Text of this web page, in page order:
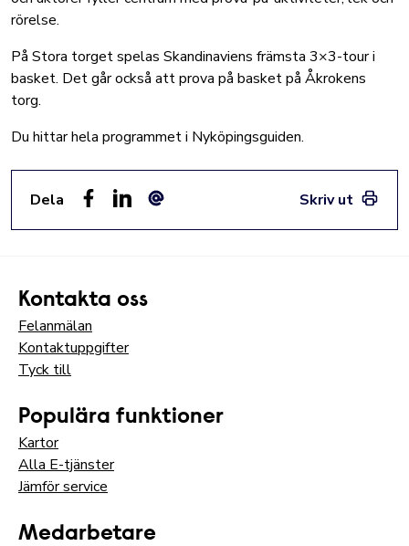
rörelse.
På Stora torget spelas Skandinaviens främsta 3×3-tour i
basket. Det går också att prova på basket på Åkrokens
torg.
Du hittar hela programmet i Nyköpingsguiden.
Dela
Skriv ut
Kontakta oss
Felanmälan
Kontaktuppgifter
Tyck till
Populära funktioner
Kartor
Alla E-tjänster
Jämför service
Medarbetare